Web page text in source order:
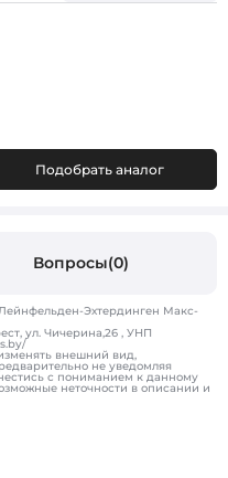
Подобрать аналог
Вопросы(0)
Эхтердинген Макс-
ул. Чичерина,26 , УНП
внешний вид,
не уведомляя
с пониманием к данному
неточности в описании и